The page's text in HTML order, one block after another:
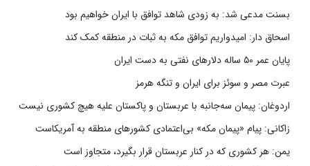
بسنت مدعی شد: به زودی شاهد توافق با ایران خواهیم بود
اسحاق دار: امیدواریم توافق مکه به ثبات در منطقه کمک کند
پایان عمر ۵۰ ساله دلارهای نفتی به دست ایران
عبرت مصر و سوئز برای ایران و تنگه هرمز
اردوغان: پیمان سه‌جانبه با عربستان و پاکستان علیه هیچ کشوری نیست
زاکانی: پیام «پیمان مکه» بی‌اعتمادی کشورهای منطقه به آمریکاست
یمن: هر کشوری که در کنار عربستان قرار بگیرد، متجاوز است